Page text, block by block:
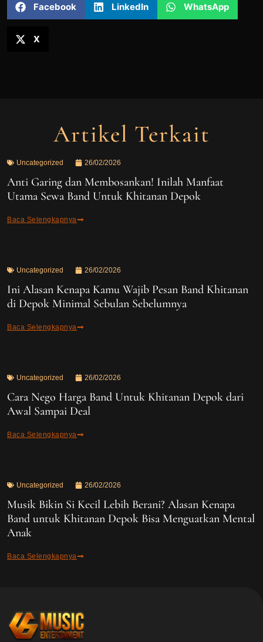
Facebook LinkedIn WhatsApp
X
Artikel Terkait
Uncategorized 26/02/2026
Anti Garing dan Membosankan! Inilah Manfaat
Utama Sewa Band Untuk Khitanan Depok
Baca Selengkapnya
Uncategorized 26/02/2026
Ini Alasan Kenapa Kamu Wajib Pesan Band Khitanan
di Depok Minimal Sebulan Sebelumnya
Baca Selengkapnya
Uncategorized 26/02/2026
Cara Nego Harga Band Untuk Khitanan Depok dari
Awal Sampai Deal
Baca Selengkapnya
Uncategorized 26/02/2026
Musik Bikin Si Kecil Lebih Berani? Alasan Kenapa
Band untuk Khitanan Depok Bisa Menguatkan Mental
Anak
Baca Selengkapnya